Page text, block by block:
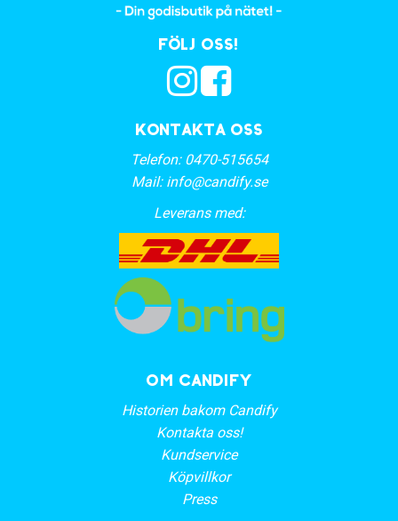
Kontakta oss
Telefon: 0470-515654
Mail: info@candify.se
Leverans med:
Följ oss!
OM CANDIFY
Historien bakom Candify
Kontakta oss!
Kundservice
Köpvillkor
Press